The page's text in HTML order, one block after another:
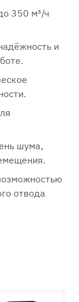
350 м³/ч
и
шума,
отвода